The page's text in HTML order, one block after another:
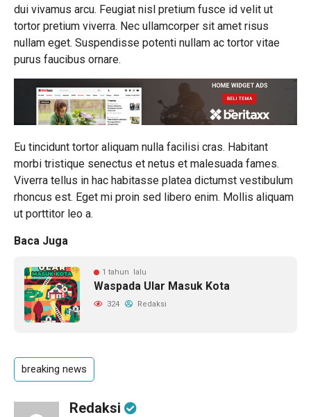
dui vivamus arcu. Feugiat nisl pretium fusce id velit ut
tortor pretium viverra. Nec ullamcorper sit amet risus
nullam eget. Suspendisse potenti nullam ac tortor vitae
purus faucibus ornare.
Eu tincidunt tortor aliquam nulla facilisi cras. Habitant
morbi tristique senectus et netus et malesuada fames.
Viverra tellus in hac habitasse platea dictumst vestibulum
rhoncus est. Eget mi proin sed libero enim. Mollis aliquam
ut porttitor leo a.
Baca Juga
1 tahun lalu
Waspada Ular Masuk Kota
324 Redaksi
breaking news
Redaksi